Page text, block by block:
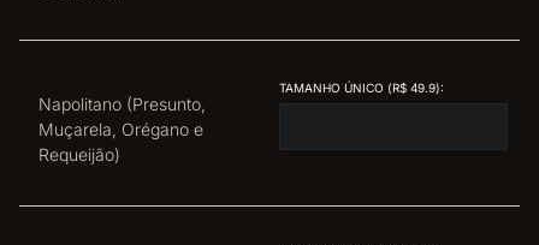
Napolitano (Presunto,
Muçarela, Orégano e
Requeijão)
TAMANHO ÚNICO (R$ 49.9):